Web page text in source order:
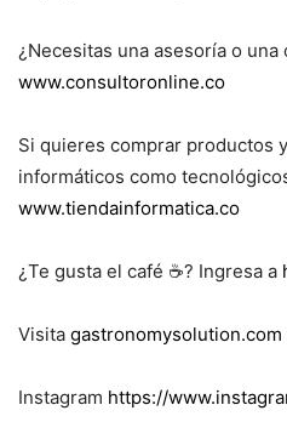
¿Necesitas una asesoría o
www.consultoronline.co
Si quieres comprar productos
informáticos como
www.tiendainformatica.co
¿Te gusta el café ☕️? Ingresa a
Visita gastronomysolution.com
Instagram https://